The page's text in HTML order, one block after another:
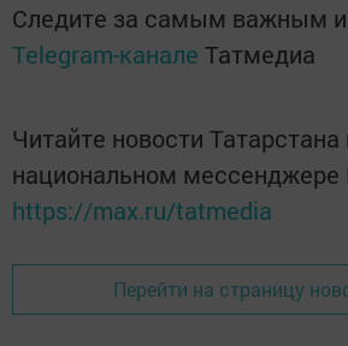
Следите за самым важным
Telegram-канале Татмедиа
Читайте новости Татарстана
национальном мессенджере
https://max.ru/tatmedia
Перейти на страницу